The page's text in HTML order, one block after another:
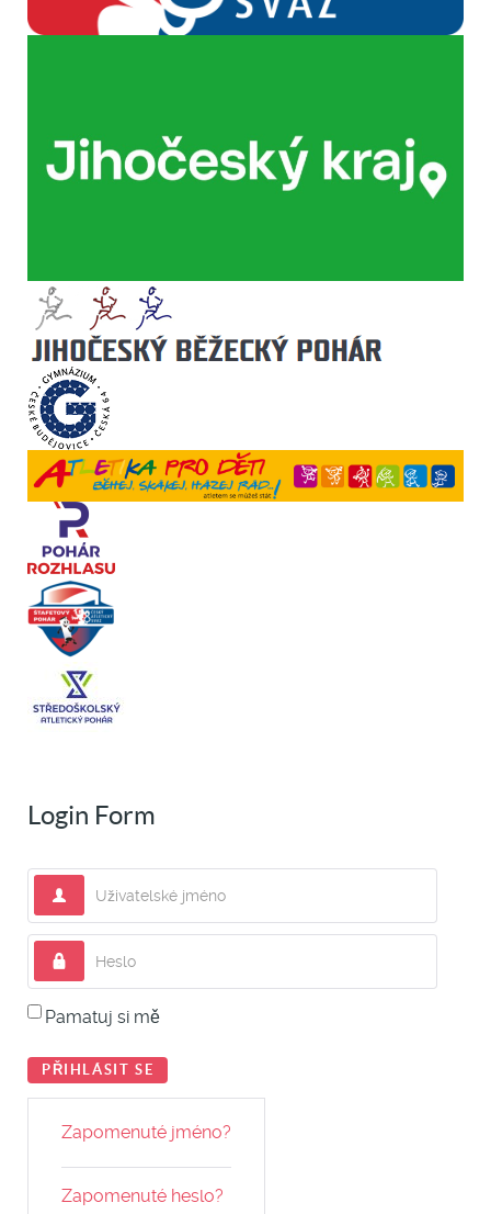
Login Form
Uživatelské jméno
Heslo
Pamatuj si mě
PŘIHLÁSIT SE
Zapomenuté jméno?
Zapomenuté heslo?